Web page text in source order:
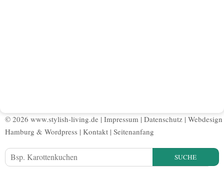
© 2026 www.stylish-living.de | Impressum | Datenschutz | Webdesign
Hamburg & Wordpress | Kontakt | Seitenanfang
SUCHE